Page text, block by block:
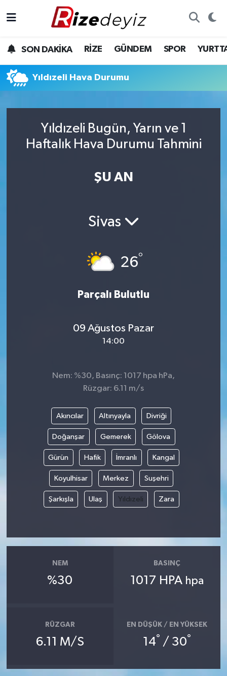
SON DAKİKA RİZE GÜNDEM SPOR
Yıldızeli Hava Durumu
Yıldızeli Bugün, Yarın ve 1
Haftalık Hava Durumu Tahmini
ŞU AN
Sivas
26°
Parçalı Bulutlu
09 Ağustos Pazar
14:00
Nem: %30, Basınç: 1017 hpa hPa,
Rüzgar: 6.11 m/s
Akıncılar Altınyayla Divriği
Doğanşar Gemerek Gölova
Gürün Hafik İmranlı Kangal
Koyulhisar Merkez Suşehri
Şarkışla Ulaş Yıldızeli Zara
NEM
%30
BASINÇ
1017 HPA hpa
RÜZGAR
6.11 M/S
EN DÜŞÜK / EN YÜKSEK
14° / 30°
Gündem
Yurttan Haberler
Teknoloji
Rize Hava Durumu
Rize Trafik Yoğunluk Haritası
Tüm Manşetler